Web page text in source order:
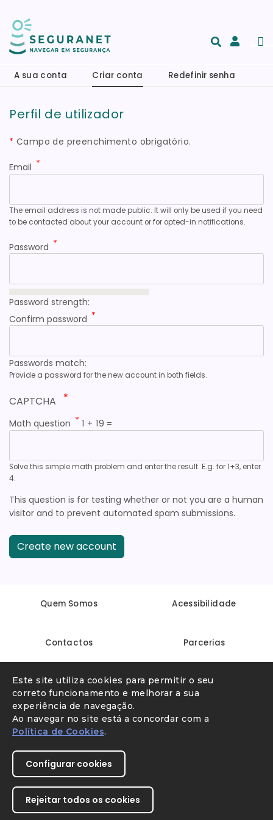
Este site utiliza cookies para permitir o seu
correto funcionamento e melhorar a sua
experiência de navegação.
Ao navegar no site está a concordar com a
Política de Cookies.
Configurar cookies
Rejeitar todos os cookies
e
A sua conta Criar conta Redefinir senha
Perfil de utilizador
* Campo de preenchimento obrigatório.
Email
The email address is not made public. It will only be used if you need
to be contacted about your account or for opted-in notifications.
Password
Password strength:
Confirm password
Passwords match:
Provide a password for the new account in both fields.
CAPTCHA
Math question 1 + 19 =
Solve this simple math problem and enter the result. E.g. for 1+3, enter
4.
This question is for testing whether or not you are a human
visitor and to prevent automated spam submissions.
Quem Somos Acessibilidade
Contactos Parcerias
Linha Internet Segura Denunciar conteúdo ilegal
Direção-Geral da EducaçãoYoutube